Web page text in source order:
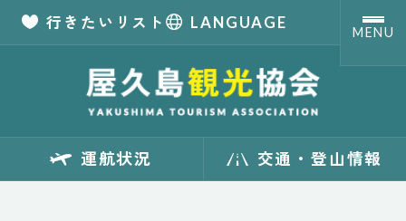
【公式】屋久島観
行きたいリスト LANGUAGE
MENU
運航状況 交通・登山情報